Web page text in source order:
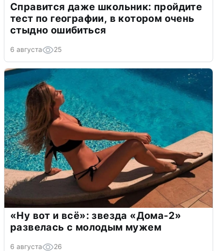
Справится даже школьник: пройдите
тест по географии, в котором очень
стыдно ошибиться
6 августа 25
«Ну вот и всё»: звезда «Дома-2»
развелась с молодым мужем
6 августа 26